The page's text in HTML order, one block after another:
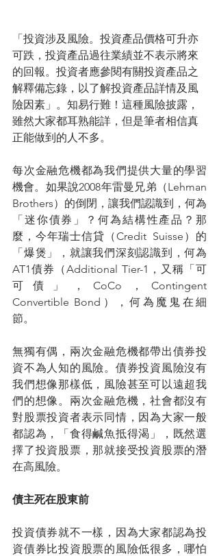
「投資涉及風險。投資產品價格可升亦
可跌，投資產品過往業績並不表示將來
的回報。投資者應參閱有關投資產品之
解釋備忘錄，以了解投資產品詳情及風
險因素」。知易行難！這種風險披露，
雖然大家都耳熟能詳，但是筆者相信真
正能做到的人不多。
每次金融危機都為我們提供大量的學習
機會。如果說2008年雷曼兄弟（Lehman
Brothers）的倒閉，讓我們認識到，何為
「迷你債券」？何為結構性產品？那
麼，今年瑞士信貸（Credit  Suisse）的
「爆煲」，就讓我們深刻認識到，何為
AT1債券（Additional Tier-1，又稱「可
可債」，CoCo，Contingent
Convertible Bond），何為魔鬼在細
節。
無獨有偶，兩次金融危機都帶出債券投
資不為人知的風險。債券投資風險沒有
我們想像那樣低，風險甚至可以遠超我
們的想像。兩次金融危機，社會都沒有
對股票投資者表示同情，因為大家一般
都認為，「食得鹹魚抵得渴」，既然選
擇了投資股票，那就接受投資股票的潛
在高風險。
債主死在股東前
投資債券就不一樣，因為大家都認為投
資債券比投資股票的風險低很多，哪怕